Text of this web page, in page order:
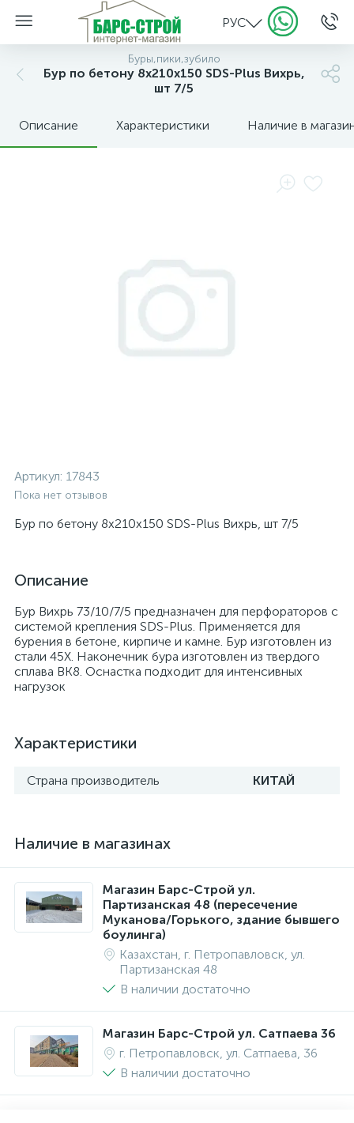
РУС
Буры,пики,зубило
Бур по бетону 8x210x150 SDS-Plus Вихрь,
шт 7/5
Описание Характеристики Наличие в
Артикул: 17843
Пока нет отзывов
Бур по бетону 8x210x150 SDS-Plus Вихрь, шт 7/5
Описание
Бур Вихрь 73/10/7/5 предназначен для перфораторов с
системой крепления SDS-Plus. Применяется для
бурения в бетоне, кирпиче и камне. Бур изготовлен из
стали 45Х. Наконечник бура изготовлен из твердого
сплава ВК8. Оснастка подходит для интенсивных
нагрузок
Характеристики
Страна производитель КИТАЙ
Наличие в магазинах
Магазин Барс-Строй ул.
Партизанская 48 (пересечение
Муканова/Горького, здание бывшего
боулинга)
Казахстан, г. Петропавловск, ул.
Партизанская 48
В наличии достаточно
Магазин Барс-Строй ул. Сатпаева 36
г. Петропавловск, ул. Сатпаева, 36
В наличии достаточно